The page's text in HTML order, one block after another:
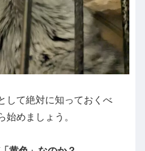
して絶対に知っておくべ
始めましょう。